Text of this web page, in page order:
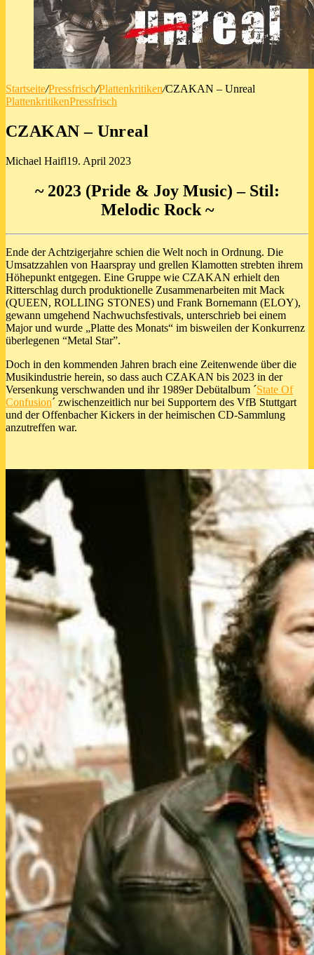
Startseite/Pressfrisch/Plattenkritiken/CZAKAN – Unreal
PlattenkritikenPressfrisch
CZAKAN – Unreal
Michael Haifl19. April 2023
~ 2023 (Pride & Joy Music) – Stil:
Melodic Rock ~
Ende der Achtzigerjahre schien die Welt noch in Ordnung. Die
Umsatzzahlen von Haarspray und grellen Klamotten strebten ihrem
Höhepunkt entgegen. Eine Gruppe wie CZAKAN erhielt den
Ritterschlag durch produktionelle Zusammenarbeiten mit Mack
(QUEEN, ROLLING STONES) und Frank Bornemann (ELOY),
gewann umgehend Nachwuchsfestivals, unterschrieb bei einem
Major und wurde „Platte des Monats“ im bisweilen der Konkurrenz
überlegenen “Metal Star”.
Doch in den kommenden Jahren brach eine Zeitenwende über die
Musikindustrie herein, so dass auch CZAKAN bis 2023 in der
Versenkung verschwanden und ihr 1989er Debütalbum ´State Of
Confusion´ zwischenzeitlich nur bei Supportern des VfB Stuttgart
und der Offenbacher Kickers in der heimischen CD-Sammlung
anzutreffen war.